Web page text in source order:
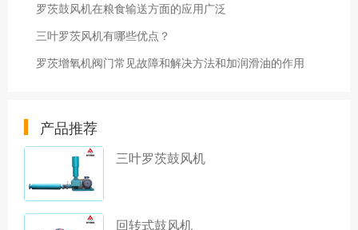
罗茨鼓风机在粮食输送方面的应用广泛
三叶罗茨风机有哪些优点？
罗茨增氧机阀门常见故障和解决方法和加润滑油的作用
产品推荐
三叶罗茨鼓风机
回转式鼓风机